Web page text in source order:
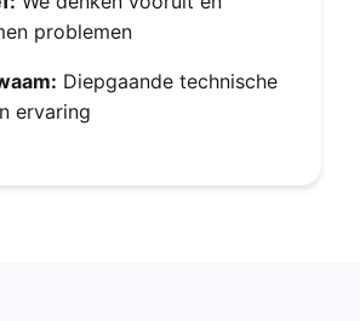
problemen
Diepgaande technische
ervaring